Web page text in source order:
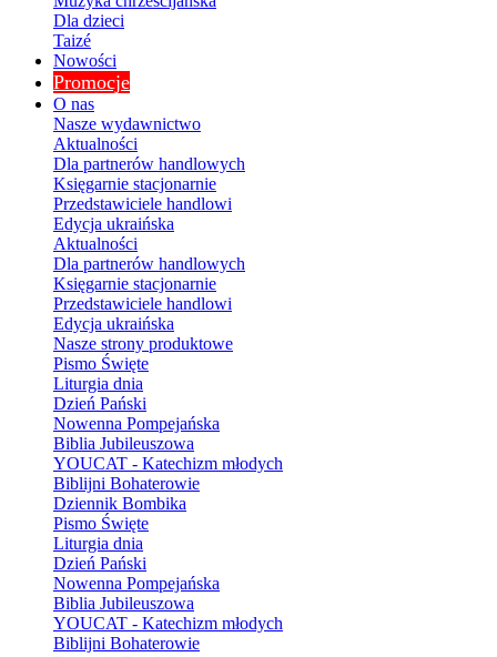
Dla dzieci
Taizé
Nowości
Promocje
O nas
Nasze wydawnictwo
Aktualności
Dla partnerów handlowych
Księgarnie stacjonarnie
Przedstawiciele handlowi
Edycja ukraińska
Aktualności
Dla partnerów handlowych
Księgarnie stacjonarnie
Przedstawiciele handlowi
Edycja ukraińska
Nasze strony produktowe
Pismo Święte
Liturgia dnia
Dzień Pański
Nowenna Pompejańska
Biblia Jubileuszowa
YOUCAT - Katechizm młodych
Biblijni Bohaterowie
Dziennik Bombika
Pismo Święte
Liturgia dnia
Dzień Pański
Nowenna Pompejańska
Biblia Jubileuszowa
YOUCAT - Katechizm młodych
Biblijni Bohaterowie